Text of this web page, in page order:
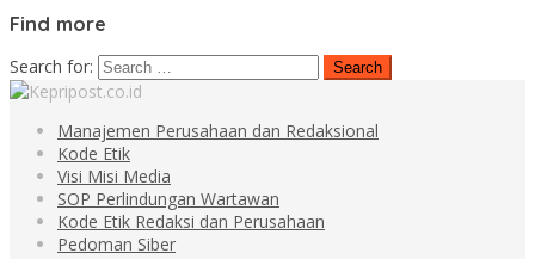
Find more
Search for:
Manajemen Perusahaan dan Redaksional
Kode Etik
Visi Misi Media
SOP Perlindungan Wartawan
Kode Etik Redaksi dan Perusahaan
Pedoman Siber